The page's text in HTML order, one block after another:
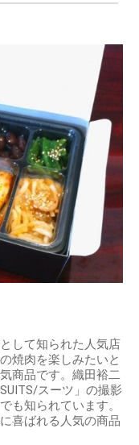
して知られた人気店
焼肉を楽しみたいと
商品です。織田裕二
スーツ」の撮影
も知られています。
喜ばれる人気の商品